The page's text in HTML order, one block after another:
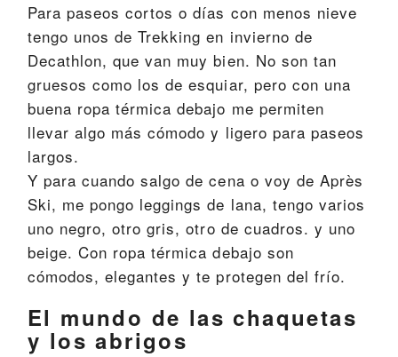
Para paseos cortos o días con menos nieve
tengo unos de Trekking en invierno de
Decathlon, que van muy bien. No son tan
gruesos como los de esquiar, pero con una
buena ropa térmica debajo me permiten
llevar algo más cómodo y ligero para paseos
largos.
Y para cuando salgo de cena o voy de Après
Ski, me pongo leggings de lana, tengo varios
uno negro, otro gris, otro de cuadros. y uno
beige. Con ropa térmica debajo son
cómodos, elegantes y te protegen del frío.
El mundo de las chaquetas
y los abrigos